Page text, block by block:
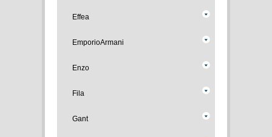
Effea
EmporioArmani
Enzo
Fila
Gant